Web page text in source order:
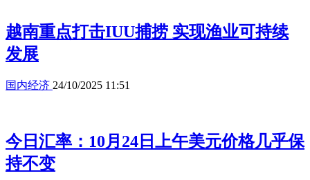
越南重点打击IUU捕捞 实现渔业可持续
发展
国内经济 24/10/2025 11:51
今日汇率：10月24日上午美元价格几乎保
持不变